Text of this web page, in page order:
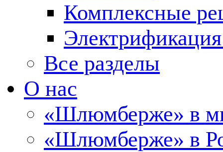
Комплексные
Все разделы
О нас
«Шлюмберже» в
«Шлюмберже» в